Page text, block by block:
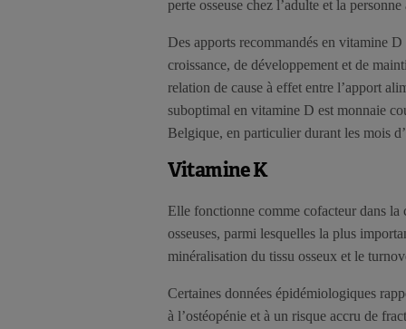
perte osseuse chez l’adulte et la personne
Des apports recommandés en vitamine
croissance, de développement et de
relation de cause à effet entre l’apport
suboptimal en vitamine D est monnaie
Belgique, en particulier durant les mois
Vitamine K
Elle fonctionne comme cofacteur dans
osseuses, parmi lesquelles la plus
minéralisation du tissu osseux et le
Certaines données épidémiologiques
à l’ostéopénie et à un risque accru de